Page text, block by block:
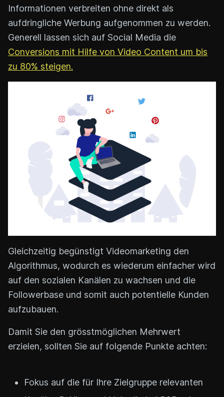
Informationen verbreiten ohne direkt als
aufdringliche Werbung aufgenommen zu werden.
Generell lassen sich auf Social Media die
Conversions mit Hilfe von Video Content um bis
zu 80% steigen.
Gleichzeitig begünstigt Videomarketing den
Algorithmus, wodurch es wiederum einfacher wird
auf den sozialen Kanälen zu wachsen und die
Followerbase und somit auch potentielle Kunden
aufzubauen.
Damit Sie den grösstmöglichen Mehrwert
erzielen, sollten Sie auf folgende Punkte achten:
Fokus auf die für Ihre Zielgruppe relevanten